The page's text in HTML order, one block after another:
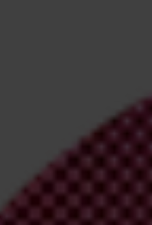
to your inbox and confirm your